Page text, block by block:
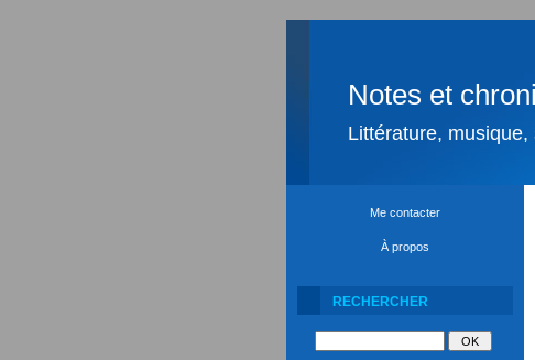
Notes et
Littérature,
Me contacter
À propos
RECHERCHER